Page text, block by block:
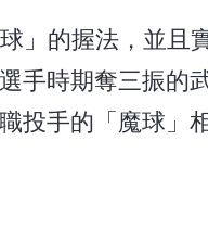
」的握法，並且
手時期奪三振的
投手的「魔球」